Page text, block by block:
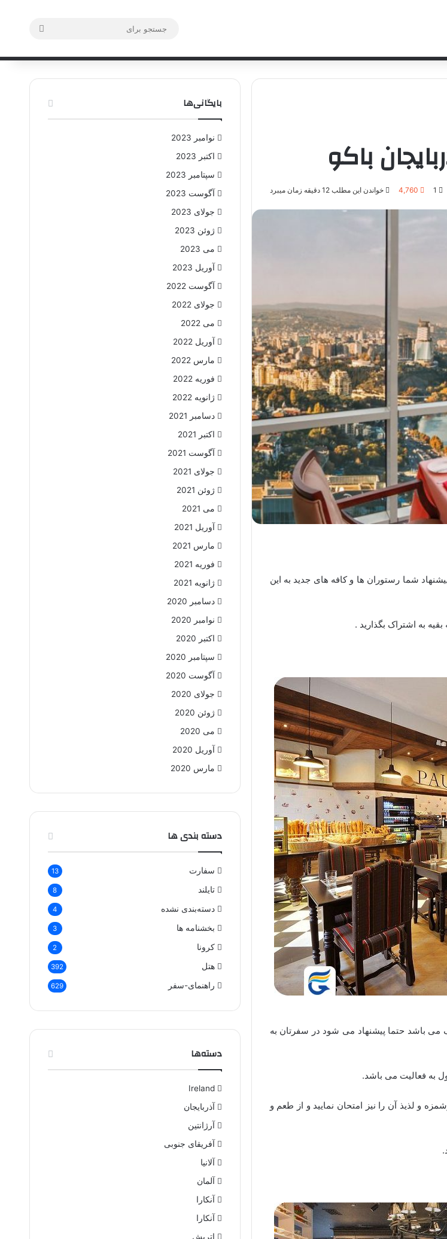
باکو
1
4,760 خواندن این مطلب 12 دقیقه زمان میبرد
شما رستوران ها و کافه های جدید به این
به اشتراک بگذارید .
می باشد حتما پیشنهاد می شود در سفرتان به
و لذیذ آن را نیز امتحان نمایید و از طعم و
بایگانی‌ها
نوامبر 2023
اکتبر 2023
سپتامبر 2023
آگوست 2023
جولای 2023
ژوئن 2023
می 2023
آوریل 2023
آگوست 2022
جولای 2022
می 2022
آوریل 2022
مارس 2022
فوریه 2022
ژانویه 2022
دسامبر 2021
اکتبر 2021
آگوست 2021
جولای 2021
ژوئن 2021
می 2021
آوریل 2021
مارس 2021
فوریه 2021
ژانویه 2021
دسامبر 2020
نوامبر 2020
اکتبر 2020
سپتامبر 2020
آگوست 2020
جولای 2020
ژوئن 2020
می 2020
آوریل 2020
مارس 2020
دسته بندی ها
سفارت 13
تایلند 8
دسته‌بندی نشده 4
بخشنامه ها 3
کرونا 2
هتل 392
راهنمای-سفر 629
دسته‌ها
Ireland
آذربایجان
آرژانتین
آفریقای جنوبی
آلانیا
آلمان
آنکارا
آنکارا
اتریش